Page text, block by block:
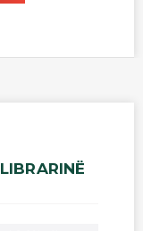
LIBRARINË